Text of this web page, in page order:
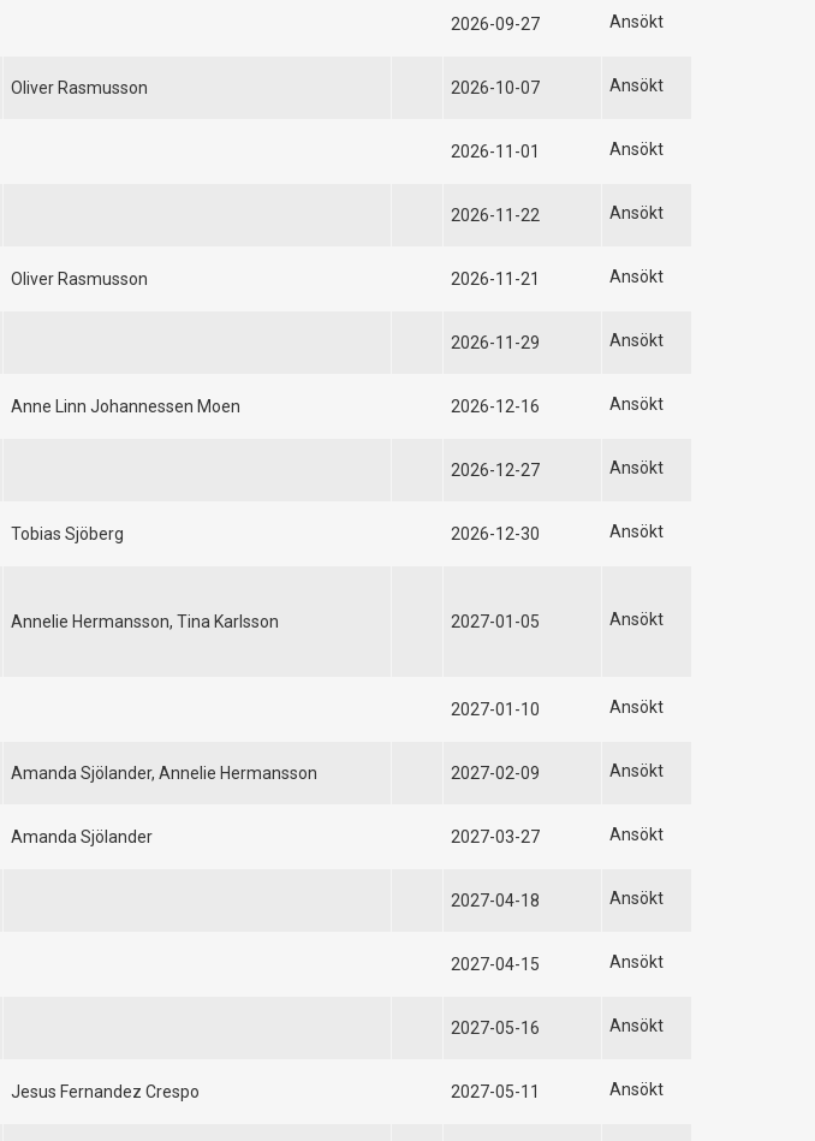
2026-09-27 Ansökt
Oliver Rasmusson 2026-10-07 Ansökt
2026-11-01 Ansökt
2026-11-22 Ansökt
Oliver Rasmusson 2026-11-21 Ansökt
2026-11-29 Ansökt
Anne Linn Johannessen Moen 2026-12-16 Ansökt
2026-12-27 Ansökt
Tobias Sjöberg 2026-12-30 Ansökt
Annelie Hermansson, Tina Karlsson 2027-01-05 Ansökt
2027-01-10 Ansökt
Amanda Sjölander, Annelie Hermansson 2027-02-09 Ansökt
Amanda Sjölander 2027-03-27 Ansökt
2027-04-18 Ansökt
2027-04-15 Ansökt
2027-05-16 Ansökt
Jesus Fernandez Crespo 2027-05-11 Ansökt